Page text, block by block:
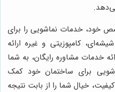
خود، خدمات نماشویی را برای
کامپوزیتی و غیره ارائه
خدمات مشاوره رایگان، به شما
برای ساختمان خود کمک
خیال شما را از بابت نتیجه